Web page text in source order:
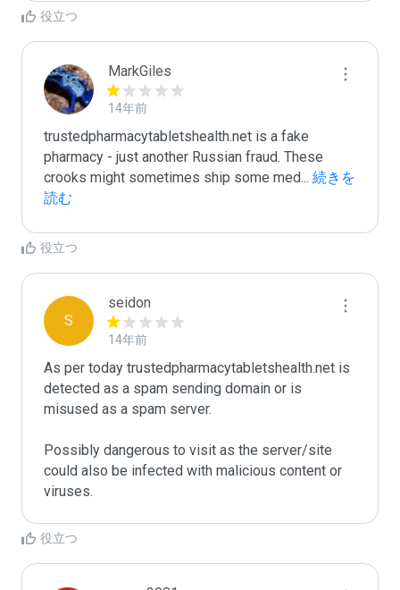
役立つ
MarkGiles
14年前
trustedpharmacytabletshealth.net is a fake
pharmacy - just another Russian fraud. These
crooks might sometimes ship some med... 続きを
読む
役立つ
S
seidon
14年前
As per today trustedpharmacytabletshealth.net is
detected as a spam sending domain or is
misused as a spam server.
Possibly dangerous to visit as the server/site
could also be infected with malicious content or
役立つ